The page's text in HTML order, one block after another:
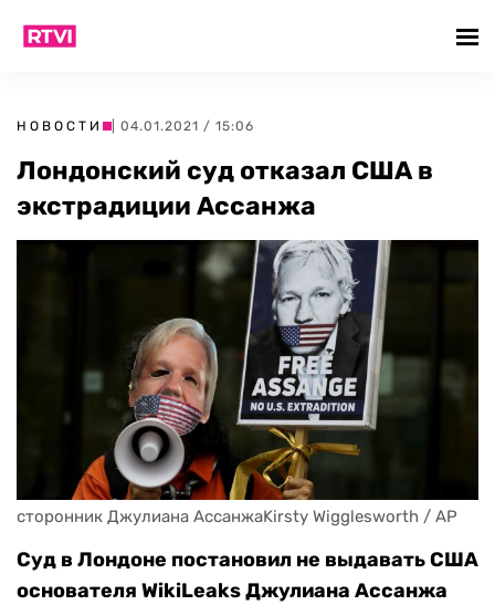
НОВОСТИ | 04.01.2021 / 15:06
Лондонский суд отказал США в
экстрадиции Ассанжа
сторонник Джулиана АссанжаKirsty Wigglesworth / AP
Суд в Лондоне постановил не выдавать США
основателя WikiLeaks Джулиана Ассанжа